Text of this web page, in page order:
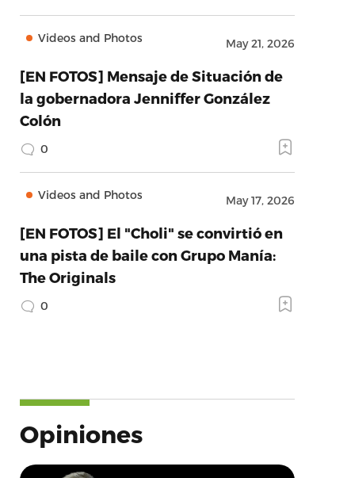
Videos and Photos May 21, 2026
[EN FOTOS] Mensaje de Situación de
la gobernadora Jenniffer González
Colón
0
Videos and Photos May 17, 2026
[EN FOTOS] El "Choli" se convirtió en
una pista de baile con Grupo Manía:
The Originals
0
Opiniones